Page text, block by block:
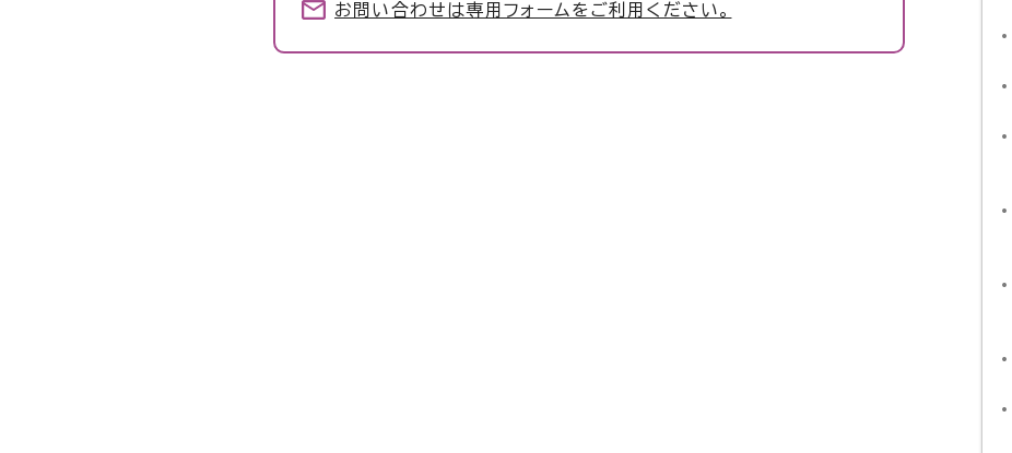
お問い合わせは専用フォームをご利用ください。